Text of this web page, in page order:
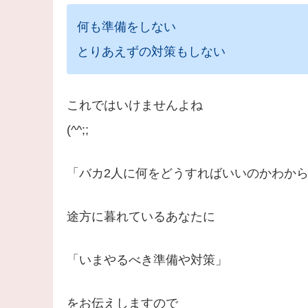
何も準備をしない
とりあえずの対策もしない
これではいけませんよね
(^^;;
「バカ2人に何をどうすればいいのかわか
途方に暮れているあなたに
「いまやるべき準備や対策」
をお伝えしますので